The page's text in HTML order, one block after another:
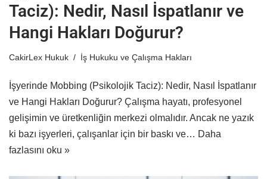
Taciz): Nedir, Nasıl İspatlanır ve
Hangi Hakları Doğurur?
CakirLex Hukuk İş Hukuku ve Çalışma Hakları
İşyerinde Mobbing (Psikolojik Taciz): Nedir, Nasıl İspatlanır
ve Hangi Hakları Doğurur? Çalışma hayatı, profesyonel
gelişimin ve üretkenliğin merkezi olmalıdır. Ancak ne yazık
ki bazı işyerleri, çalışanlar için bir baskı ve… Daha
fazlasını oku »